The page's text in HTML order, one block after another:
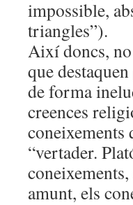
impossible,
triangles”).
Així doncs,
que
de forma
creences
coneixements
“vertader.
amunt, els